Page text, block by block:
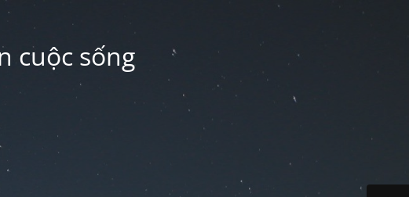
cuộc sống